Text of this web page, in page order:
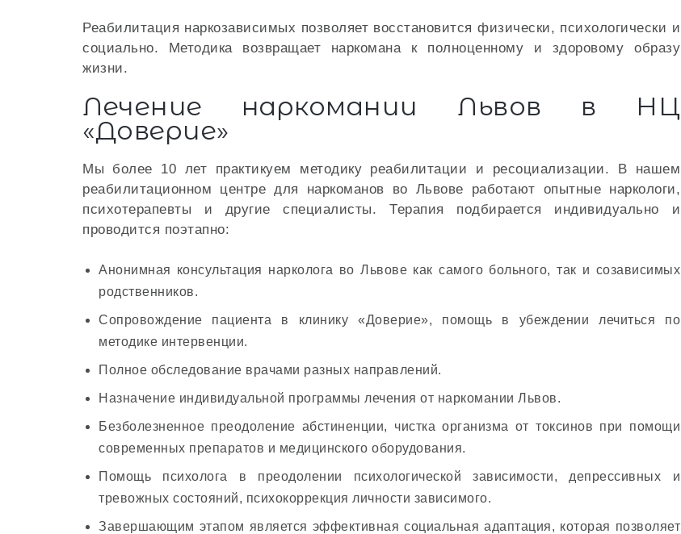
Реабилитация наркозависимых позволяет восстановится физически, психологически и
социально. Методика возвращает наркомана к полноценному и здоровому образу
жизни.
Лечение наркомании Львов в НЦ
«Доверие»
Мы более 10 лет практикуем методику реабилитации и ресоциализации. В нашем
реабилитационном центре для наркоманов во Львове работают опытные наркологи,
психотерапевты и другие специалисты. Терапия подбирается индивидуально и
проводится поэтапно:
Анонимная консультация нарколога во Львове как самого больного, так и созависимых
родственников.
Сопровождение пациента в клинику «Доверие», помощь в убеждении лечиться по
методике интервенции.
Полное обследование врачами разных направлений.
Назначение индивидуальной программы лечения от наркомании Львов.
Безболезненное преодоление абстиненции, чистка организма от токсинов при помощи
современных препаратов и медицинского оборудования.
Помощь психолога в преодолении психологической зависимости, депрессивных и
тревожных состояний, психокоррекция личности зависимого.
Завершающим этапом является эффективная социальная адаптация, которая позволяет